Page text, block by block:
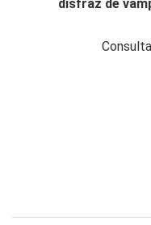
disfraz de